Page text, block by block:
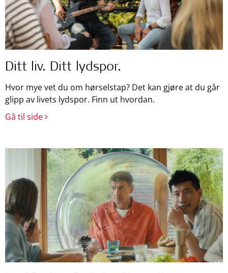
Ditt liv. Ditt lydspor.
Hvor mye vet du om hørselstap? Det kan gjøre at du går
glipp av livets lydspor. Finn ut hvordan.
Gå til side